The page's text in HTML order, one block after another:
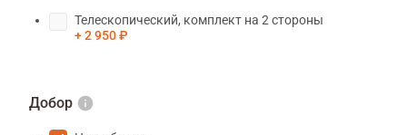
Телескопический, комплект на 2 стороны
2 950 ₽
Добор